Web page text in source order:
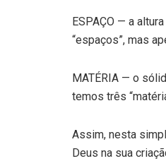
ESPAÇO — a
“espaços”, mas
MATÉRIA — o
temos três
Assim, nesta
Deus na sua